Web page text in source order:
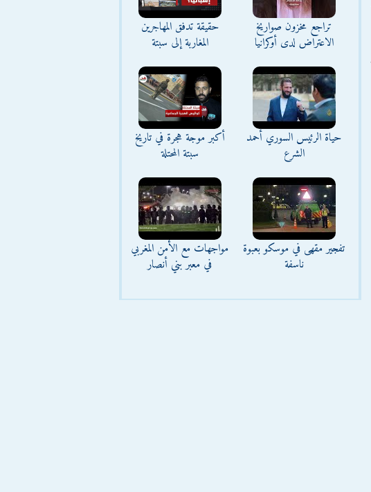
تراجع مخزون صواريخ
الاعتراض لدى أوكرانيا
حقيقة تدفق المهاجرين
المغاربة إلى سبتة
حياة الرئيس السوري أحمد
الشرع
أكبر موجة هجرة في تاريخ
سبتة المحتلة
تفجير مقهى في موسكو بعبوة
ناسفة
مواجهات مع الأمن المغربي
في معبر بني أنصار